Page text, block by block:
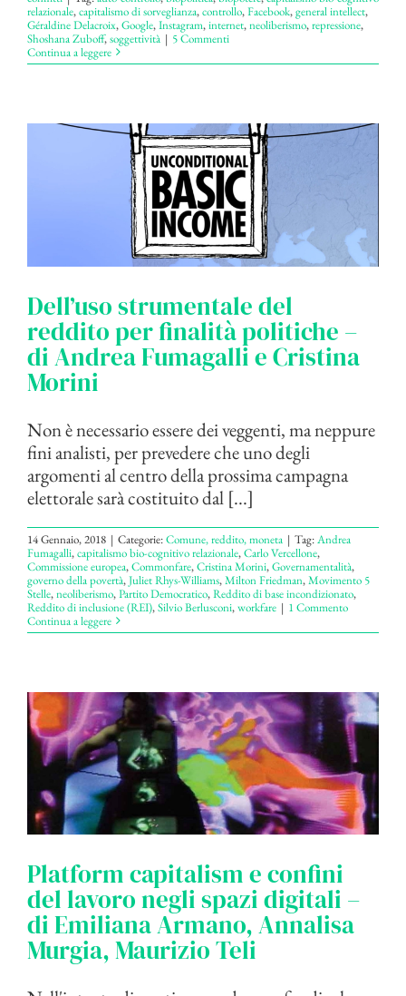
relazionale,capitalismo di sorveglianza,controllo,Facebook,general intellect,
Géraldine Delacroix,Google,Instagram,internet,neoliberismo,repressione,
Shoshana Zuboff,soggettività | 5 Commenti
Continua a leggere
Dell’uso strumentale del
reddito per finalità politiche –
di Andrea Fumagalli e Cristina
Morini
Non è necessario essere dei veggenti, ma neppure
fini analisti, per prevedere che uno degli
argomenti al centro della prossima campagna
elettorale sarà costituito dal [...]
14 Gennaio, 2018 | Categorie:Comune, reddito, moneta | Tag:Andrea
Fumagalli,capitalismo bio-cognitivo relazionale,Carlo Vercellone,
Commissione europea,Commonfare,Cristina Morini,Governamentalità,
governo della povertà,Juliet Rhys-Williams,Milton Friedman,Movimento 5
Stelle,neoliberismo,Partito Democratico,Reddito di base incondizionato,
Reddito di inclusione (REI),Silvio Berlusconi,workfare | 1 Commento
Continua a leggere
Platform capitalism e confini
del lavoro negli spazi digitali –
di Emiliana Armano, Annalisa
Murgia, Maurizio Teli